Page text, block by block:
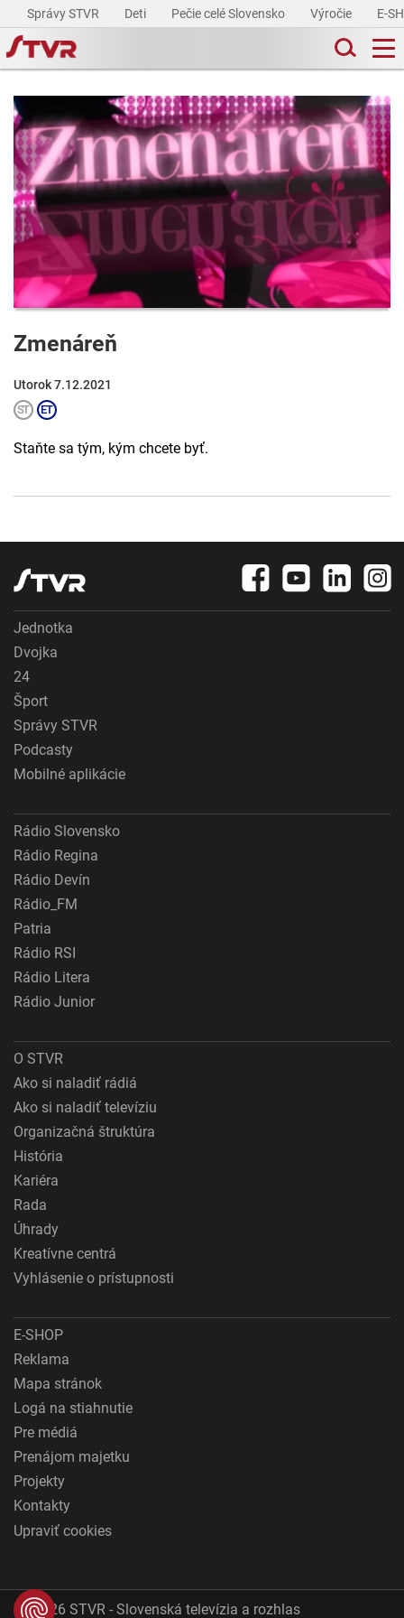
Správy STVR Deti Pečie celé Slovensko Výročie E-
Zmenáreň
Utorok 7.12.2021
Staňte sa tým, kým chcete byť.
Jednotka
Dvojka
24
Šport
Správy STVR
Podcasty
Mobilné aplikácie
Rádio Slovensko
Rádio Regina
Rádio Devín
Rádio_FM
Patria
Rádio RSI
Rádio Litera
Rádio Junior
O STVR
Ako si naladiť rádiá
Ako si naladiť televíziu
Organizačná štruktúra
História
Kariéra
Rada
Úhrady
Kreatívne centrá
Vyhlásenie o prístupnosti
E-SHOP
Reklama
Mapa stránok
Logá na stiahnutie
Pre médiá
Prenájom majetku
Projekty
Kontakty
Upraviť cookies
© 2026 STVR - Slovenská televízia a rozhlas